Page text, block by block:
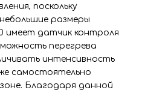
поскольку
размеры
имеет датчик контроля
перегрева
интенсивность
самостоятельно
Благодаря данной